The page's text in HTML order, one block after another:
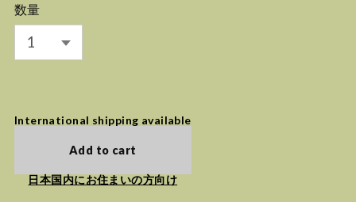
数量
International shipping available
Add to cart
日本国内にお住まいの方向け